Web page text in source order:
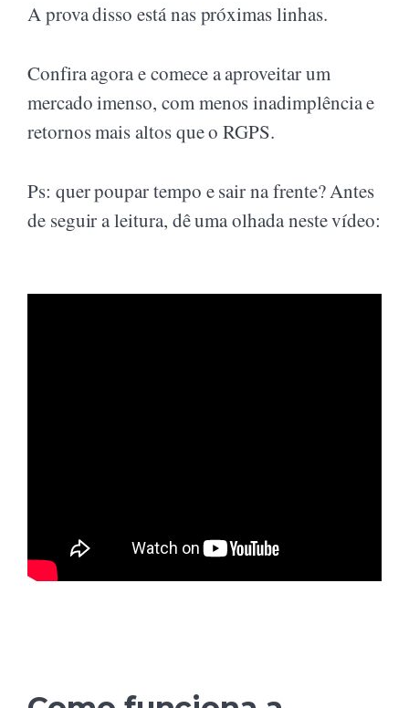
A prova disso está nas próximas linhas.
Confira agora e comece a aproveitar um
mercado imenso, com menos inadimplência e
retornos mais altos que o RGPS.
Ps: quer poupar tempo e sair na frente? Antes
de seguir a leitura, dê uma olhada neste vídeo: